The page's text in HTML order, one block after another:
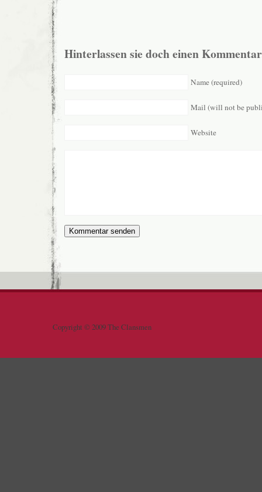
Hinterlassen sie doch einen
Name (required)
Mail (will not be
Website
Copyright © 2009 The Clansmen